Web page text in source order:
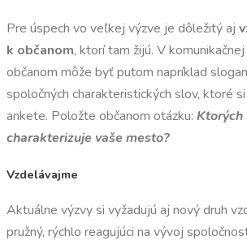
Pre úspech vo veľkej výzve je dôležitý aj
k občanom, ktorí tam žijú. V
občanom môže byť putom napríklad
spoločných charakteristických slov, ktoré
ankete. Položte občanom otázku: Ktorých
charakterizuje vaše mesto?
Vzdelávajme
Aktuálne výzvy si vyžadujú aj nový druh
pružný, rýchlo reagujúci na vývoj